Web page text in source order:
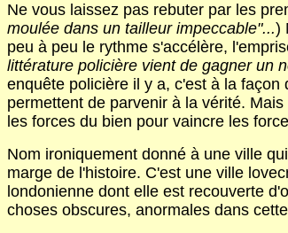
Ne vous laissez pas rebuter par les
moulée dans un tailleur impeccable"...)
peu à peu le rythme s'accélère,
littérature policière vient de gagner un
enquête policière il y a, c'est à la
permettent de parvenir à la vérité.
les forces du bien pour vaincre les
Nom ironiquement donné à une ville
marge de l'histoire. C'est une ville
londonienne dont elle est recouverte
choses obscures, anormales dans